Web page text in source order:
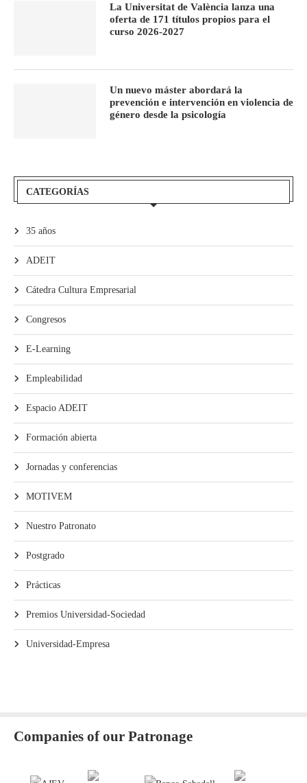
La Universitat de València lanza una
oferta de 171 títulos propios para el
curso 2026-2027
Un nuevo máster abordará la
prevención e intervención en violencia de
género desde la psicología
CATEGORÍAS
35 años
ADEIT
Cátedra Cultura Empresarial
Congresos
E-Learning
Empleabilidad
Espacio ADEIT
Formación abierta
Jornadas y conferencias
MOTIVEM
Nuestro Patronato
Postgrado
Prácticas
Premios Universidad-Sociedad
Universidad-Empresa
Companies of our Patronage